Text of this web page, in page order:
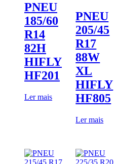
PNEU
185/60
R14
82H
HIFLY
HF201
Ler mais
PNEU
205/45
R17
88W
XL
HIFLY
HF805
Ler mais